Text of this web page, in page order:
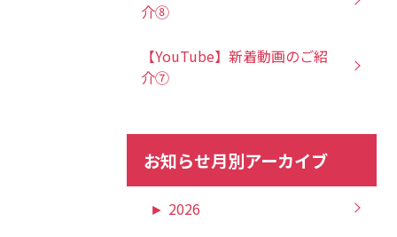
介⑧
【YouTube】新着動画のご紹
介⑦
お知らせ月別アーカイブ
► 2026